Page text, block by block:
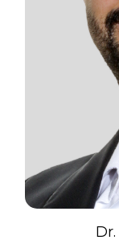
Dr.